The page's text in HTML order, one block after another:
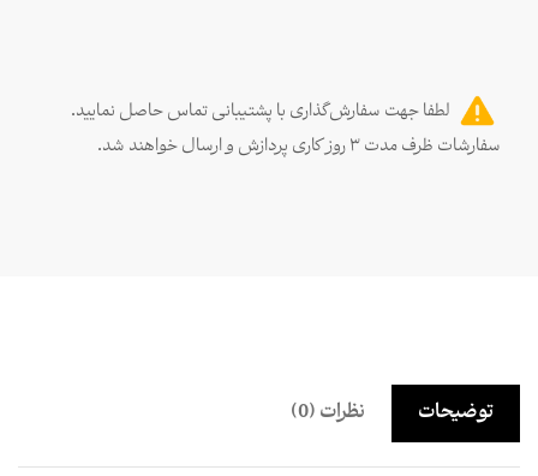
لطفا جهت سفارش‌گذاری با پشتیبانی تماس حاصل نمایید.
سفارشات ظرف مدت ۳ روز کاری پردازش و ارسال خواهند شد.
توضیحات نظرات (0)